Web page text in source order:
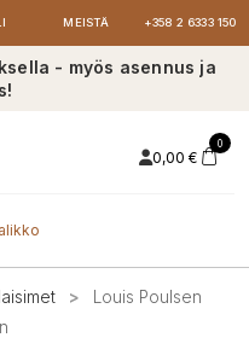
MEISTÄ +358 2 6333 150
- myös asennus ja
0,00 €
0
>
Louis Poulsen